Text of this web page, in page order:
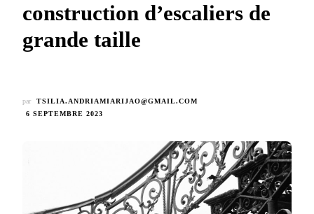
construction d’escaliers de
grande taille
par
TSILIA.ANDRIAMIARIJAO@GMAIL.COM
6 SEPTEMBRE 2023